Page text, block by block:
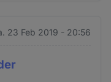
23 Feb 2019 - 20:56